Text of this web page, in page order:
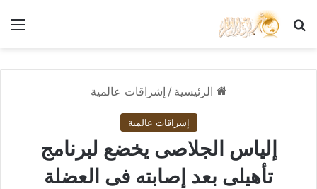
بحث عن
الرئيسية / إشراقات عالمية
إشراقات عالمية
إلياس الجلاصى يخضع لبرنامج
تأهيلى بعد إصابته فى العضلة